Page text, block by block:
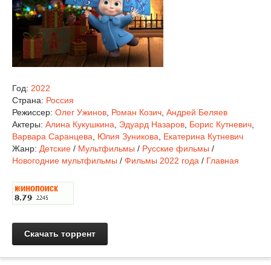
Год: 2022
Страна: Россия
Режиссер: Олег Ужинов Роман Козич Андрей Беляев
Актеры: Алина Кукушкина Эдуард Назаров Борис Кутневич
Варвара Саранцева
Юлия Зуникова
Екатерина Кутневич
Жанр: Детские / Мультфильмы / Русские фильмы /
Новогодние мультфильмы / Фильмы 2022 года / Главная
Скачать торрент